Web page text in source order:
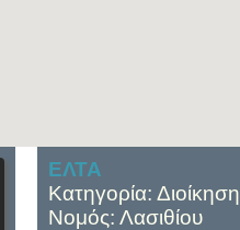
ΕΛΤΑ
Κατηγορία: Διοίκηση
Νομός: Λασιθίου